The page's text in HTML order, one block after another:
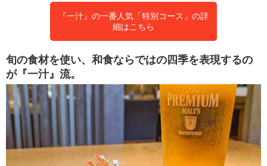
『一汁』の一番人気「特別コース」の詳
細はこちら
旬の食材を使い、和食ならではの四季を表現するの
が『一汁』流。